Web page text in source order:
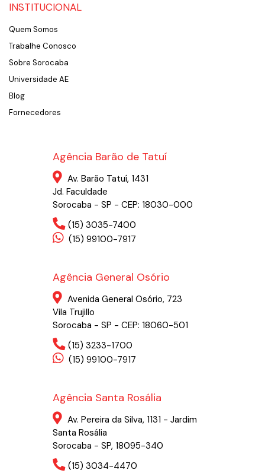
INSTITUCIONAL
Quem Somos
Trabalhe Conosco
Sobre Sorocaba
Universidade AE
Blog
Fornecedores
Agência Barão de Tatuí
Av. Barão Tatuí, 1431
Jd. Faculdade
Sorocaba - SP - CEP: 18030-000
(15) 3035-7400
(15) 99100-7917
Agência General Osório
Avenida General Osório, 723
Vila Trujillo
Sorocaba - SP - CEP: 18060-501
(15) 3233-1700
(15) 99100-7917
Agência Santa Rosália
Av. Pereira da Silva, 1131 - Jardim
Santa Rosália
Sorocaba - SP, 18095-340
(15) 3034-4470